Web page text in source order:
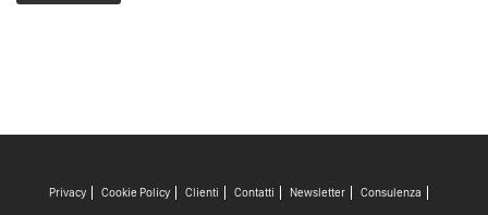
Privacy Cookie Policy Clienti Contatti Newsletter Consulenza